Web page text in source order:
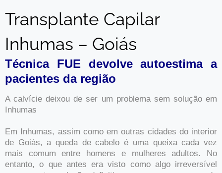
Transplante Capilar
Inhumas – Goiás
Técnica FUE devolve autoestima a
pacientes da região
A calvície deixou de ser um problema sem solução em
Inhumas
Em Inhumas, assim como em outras cidades do interior
de Goiás, a queda de cabelo é uma queixa cada vez
mais comum entre homens e mulheres adultos. No
entanto, o que antes era visto como algo irreversível